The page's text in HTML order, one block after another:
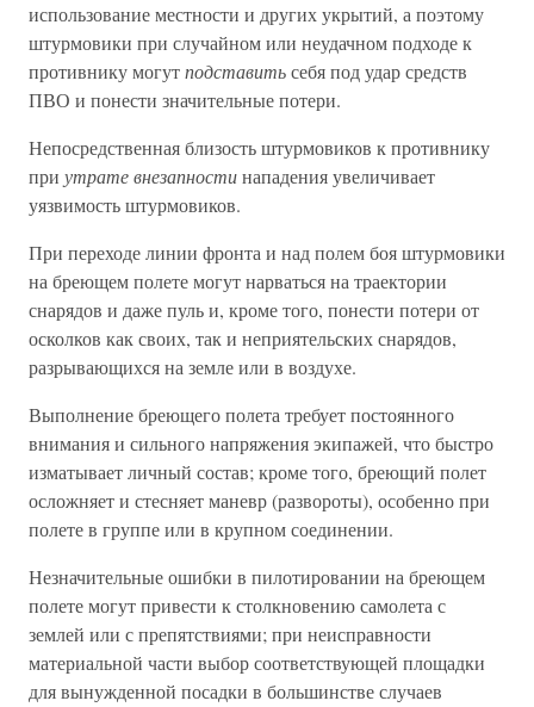
использование местности и других укрытий, а поэтому
штурмовики при случайном или неудачном подходе к
противнику могутподставитьсебя под удар средств
ПВО и понести значительные потери.
Непосредственная близость штурмовиков к противнику
при утрате внезапностинападения увеличивает
уязвимость штурмовиков.
При переходе линии фронта и над полем боя штурмовики
на бреющем полете могут нарваться на траектории
снарядов и даже пуль и, кроме того, понести потери от
осколков как своих, так и неприятельских снарядов,
разрывающихся на земле или в воздухе.
Выполнение бреющего полета требует постоянного
внимания и сильного напряжения экипажей, что быстро
изматывает личный состав; кроме того, бреющий полет
осложняет и стесняет маневр (развороты), особенно при
полете в группе или в крупном соединении.
Незначительные ошибки в пилотировании на бреющем
полете могут привести к столкновению самолета с
землей или с препятствиями; при неисправности
материальной части выбор соответствующей площадки
для вынужденной посадки в большинстве случаев